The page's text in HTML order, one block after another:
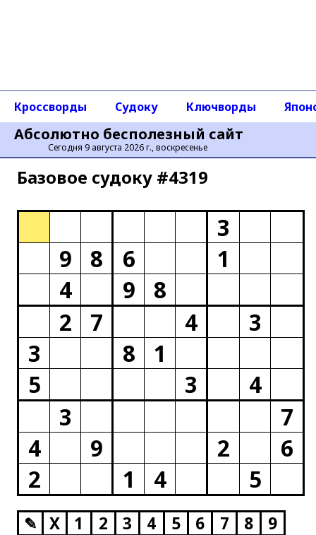
Абсолютно бесполезный сайт
Сегодня 9 августа 2026 г., воскресенье
Кроссворды Судоку Ключворды
Базовое cудоку #4319
3
9
8 6
1
4
9
8
2
7 4
3
3
8
1
5
3
4
3
7
4
9 2
6
2
1 4 5
✎ X 1 2 3 4 5 6 7 8 9